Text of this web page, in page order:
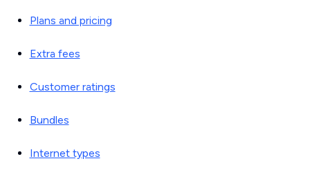
Plans and pricing
Extra fees
Customer ratings
Bundles
Internet types